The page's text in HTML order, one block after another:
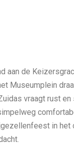
aan de
Museumplein
vraagt rust en
in het